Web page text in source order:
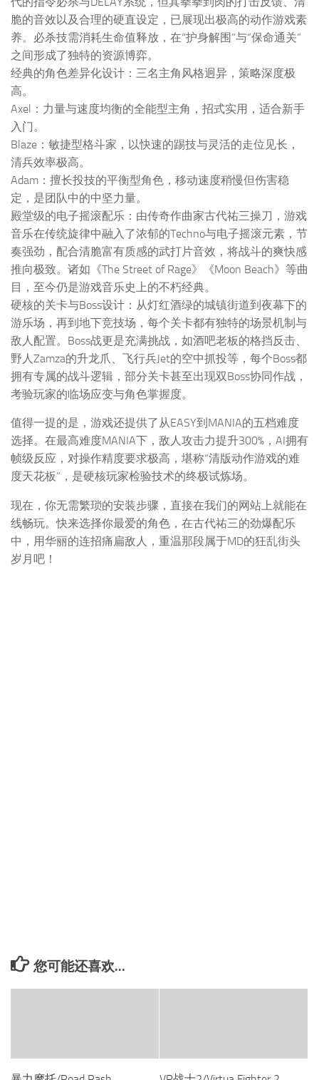
脆的音效以及合理的硬直设定，已展现出极高的动作游戏素
养。必杀技需消耗生命值释放，在“护身解围”与“保命通关”
之间形成了独特的资源博弈。
经典的角色差异化设计：三名主角风格迥异，策略深度极
高。
Axel：力量与速度均衡的全能型主角，招式实用，适合新手
入门。
Blaze：敏捷型格斗家，以快速的踢技与灵活的走位见长，
清兵效率极高。
Adam：擅长投技的平衡型角色，移动速度稍慢但伤害稳
定，是团队中的中坚力量。
殿堂级的电子摇滚配乐：由传奇作曲家古代祐三操刀，游戏
音乐在传统旋律中融入了浓郁的Techno与电子摇滚元素，节
奏强劲，配合清脆富有质感的武打片音效，将战斗的爽快感
推向极致。诸如《The Street of Rage》《Moon Beach》等曲
目，至今仍是游戏音乐史上的不朽经典。
硬核的关卡与Boss设计：从灯红酒绿的城镇街道到夜幕下的
游乐场，再到地下竞技场，每个关卡都有独特的场景机制与
敌人配置。Boss战更是充满挑战，如酒吧老板的格挡反击、
野人Zamza的升龙爪、飞行兵Jet的空中抓投等，每个Boss都
拥有专属的战斗逻辑，部分关卡甚至出现双Boss协同作战，
考验玩家的临场应变与角色掌握度。
值得一提的是，游戏还提供了从EASY到MANIA的五档难度
选择。在最高难度MANIA下，敌人攻击力提升300%，AI拥有
帧级反应，对操作精度要求极高，堪称“清版动作游戏的难
度天花板”，是硬核玩家检验技术的终极试炼场。
现在，你无需繁琐的安装步骤，直接在我们的网站上就能在
线畅玩。快来选择你最爱的角色，在古代祐三的劲爆配乐
中，用华丽的连招痛扁敌人，重温那段属于MD的狂乱街头
岁月吧！
您可能还喜欢...